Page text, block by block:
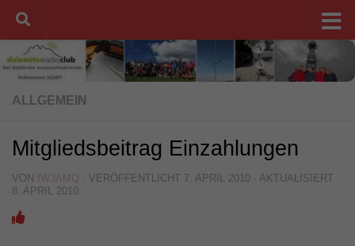
Unter dem Inhalt
ALLGEMEIN
Mitgliedsbeitrag Einzahlungen
VON IW3AMQ · VERÖFFENTLICHT 7. APRIL 2010 · AKTUALISIERT
8. APRIL 2010